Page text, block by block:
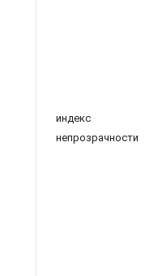
индекс
непрозрачности